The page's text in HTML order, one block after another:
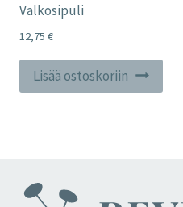
Valkosipuli
12,75 €
Lisää ostoskoriin